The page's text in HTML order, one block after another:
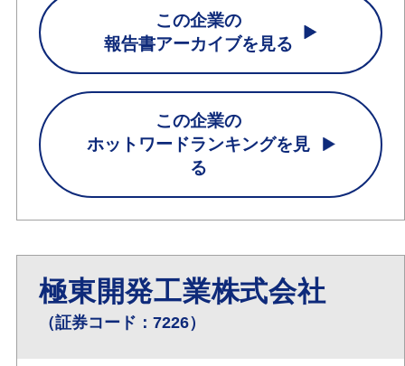
この企業の
報告書アーカイブを見る
この企業の
ホットワードランキングを見
る
極東開発工業株式会社
（証券コード：7226）